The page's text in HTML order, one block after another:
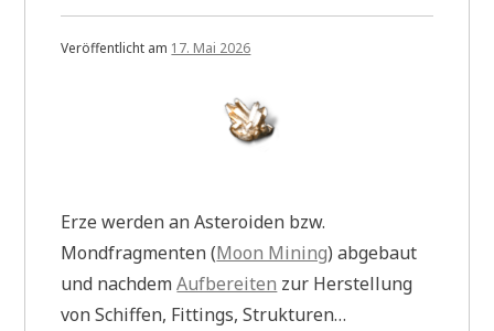
Veröffentlicht am 17. Mai 2026
Erze werden an Asteroiden bzw.
Mondfragmenten (Moon Mining) abgebaut
und nachdemAufbereiten zur Herstellung
von Schiffen, Fittings, Strukturen…